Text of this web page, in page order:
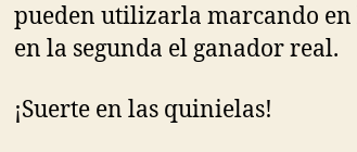
pueden utilizarla marcando en
en la segunda el ganador real.
¡Suerte en las quinielas!